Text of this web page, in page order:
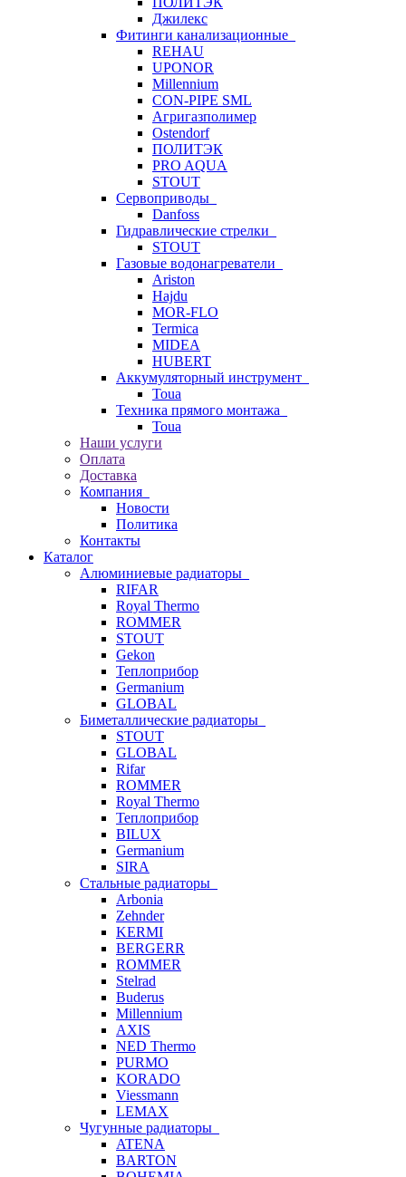
Джилекс
Фитинги канализационные
REHAU
UPONOR
Millennium
CON-PIPE SML
Агригазполимер
Ostendorf
ПОЛИТЭК
PRO AQUA
STOUT
Сервоприводы
Danfoss
Гидравлические стрелки
STOUT
Газовые водонагреватели
Ariston
Hajdu
MOR-FLO
Termica
MIDEA
HUBERT
Аккумуляторный инструмент
Toua
Техника прямого монтажа
Toua
Наши услуги
Оплата
Доставка
Компания
Новости
Политика
Контакты
Каталог
Алюминиевые радиаторы
RIFAR
Royal Thermo
ROMMER
STOUT
Gekon
Теплоприбор
Germanium
GLOBAL
Биметаллические радиаторы
STOUT
GLOBAL
Rifar
ROMMER
Royal Thermo
Теплоприбор
BILUX
Germanium
SIRA
Стальные радиаторы
Arbonia
Zehnder
KERMI
BERGERR
ROMMER
Stelrad
Buderus
Millennium
AXIS
NED Thermo
PURMO
KORADO
Viessmann
LEMAX
Чугунные радиаторы
ATENA
BARTON